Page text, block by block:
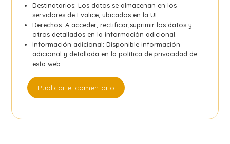
Destinatarios: Los datos se almacenan en los
servidores de Evalice, ubicados en la UE.
Derechos: A acceder, rectificar,suprimir los datos y
otros detallados en la información adicional.
Información adicional: Disponible información
adicional y detallada en la política de privacidad de
esta web.
Publicar el comentario